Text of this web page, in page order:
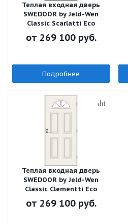
Теплая входная дверь
SWEDOOR by Jeld-Wen
Classic Scarlatti Eco
от 269 100 руб.
Подробнее
Теплая входная дверь
SWEDOOR by Jeld-Wen
Classic Clementti Eco
от 269 100 руб.